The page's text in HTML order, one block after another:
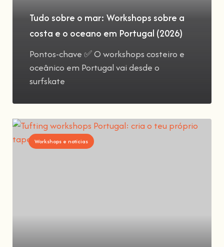
Tudo sobre o mar: Workshops sobre a
costa e o oceano em Portugal (2026)
Pontos-chave ✅ O workshops costeiro e
oceânico em Portugal vai desde o
surfskate
Workshops e notícias